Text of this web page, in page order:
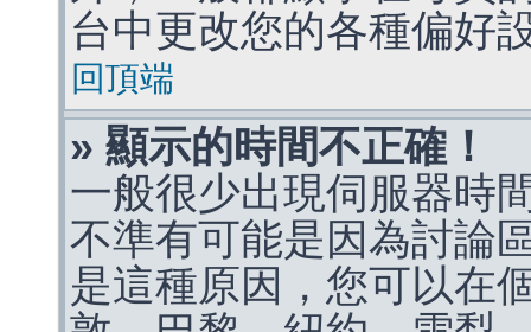
台中更改您的各種偏好
回頂端
» 顯示的時間不正確！
一般很少出現伺服器時
不準有可能是因為討論
是這種原因，您可以在